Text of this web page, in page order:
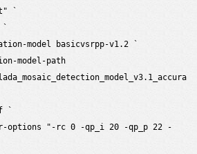
`
`
model basicvsrpp-v1.2 `
model-path
`
options "-rc 0 -qp_i 20 -qp_p 22 -